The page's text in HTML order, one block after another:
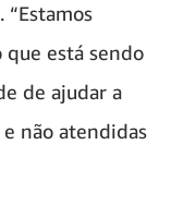
“Estamos
que está sendo
de ajudar a
não atendidas